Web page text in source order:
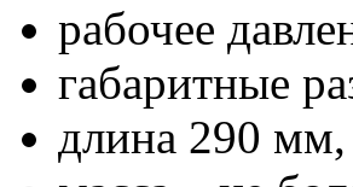
рабочее
габаритные
длина 290